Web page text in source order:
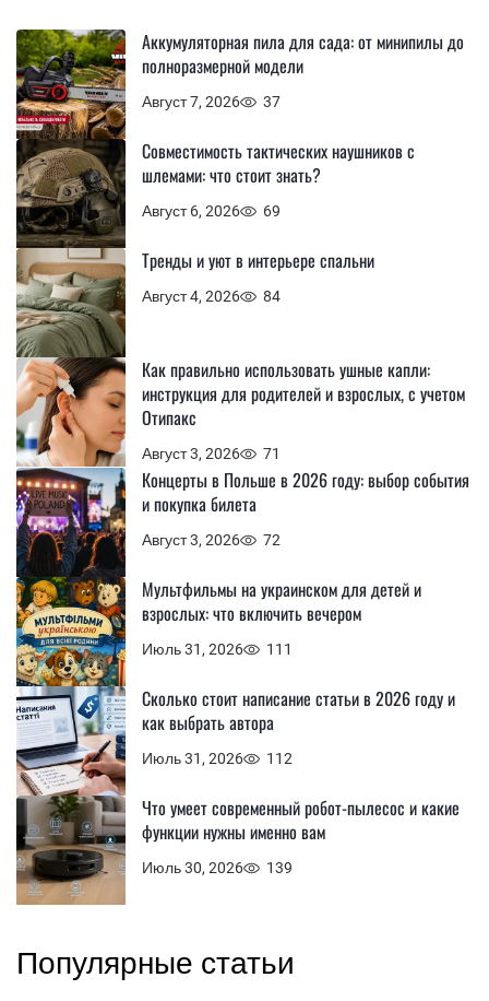
Август 7, 2026 37
Аккумуляторная пила для сада: от минипилы до
полноразмерной модели
Август 6, 2026 69
Совместимость тактических наушников с
шлемами: что стоит знать?
Август 4, 2026 84
Тренды и уют в интерьере спальни
Август 3, 2026 71
Как правильно использовать ушные капли:
инструкция для родителей и взрослых, с учетом
Отипакс
Август 3, 2026 72
Концерты в Польше в 2026 году: выбор события
и покупка билета
Июль 31, 2026 111
Мультфильмы на украинском для детей и
взрослых: что включить вечером
Июль 31, 2026 112
Сколько стоит написание статьи в 2026 году и
как выбрать автора
Июль 30, 2026 139
Что умеет современный робот-пылесос и какие
функции нужны именно вам
Популярные статьи